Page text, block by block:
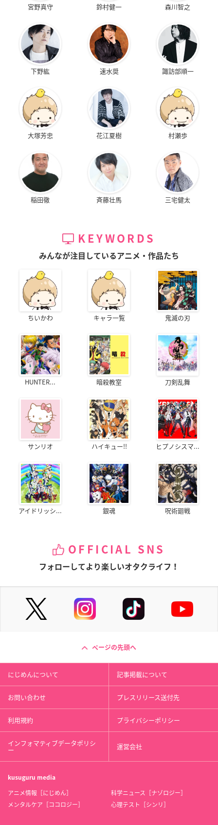
宮野真守 鈴村健一 森川智之
下野紘 速水奨 諏訪部順一
大塚芳忠 花江夏樹 村瀬歩
稲田徹 斉藤壮馬 三宅健太
KEYWORDS
みんなが注目しているアニメ・作品たち
ちいかわ キャラ一覧 鬼滅の刃
HUNTER... 暗殺教室 刀剣乱舞
サンリオ ハイキュー!! ヒプノシスマ...
アイドリッシ... 銀魂 呪術廻戦
OFFICIAL SNS
フォローしてより楽しいオタクライフ！
ページの先頭へ
にじめんについて 記事掲載について
お問い合わせ プレスリリース送付先
利用規約 プライバシーポリシー
インフォマティブデータポリシ
ー 運営会社
kusuguru media
アニメ情報［にじめん］
科学ニュース［ナゾロジー］
メンタルケア［ココロジー］
心理テスト［シンリ］